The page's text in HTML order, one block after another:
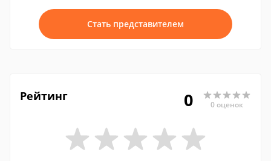
Стать представителем
Рейтинг 0 0 оценок